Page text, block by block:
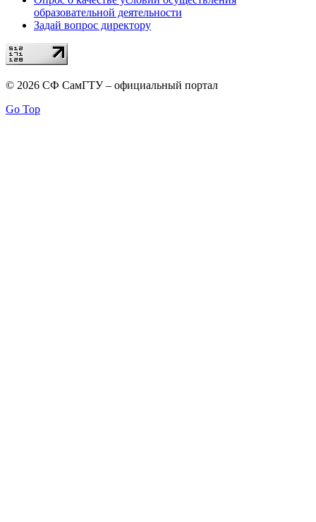
образовательной деятельности
Задай вопрос директору
© 2026 СФ СамГТУ – официальный портал
Go Top